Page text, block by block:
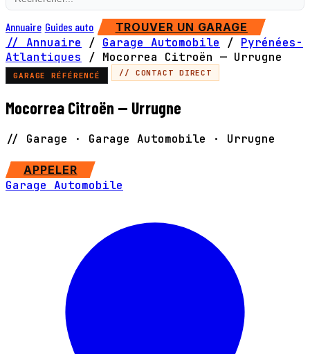
Annuaire Guides auto TROUVER UN GARAGE
// Annuaire / Garage Automobile / Pyrénées-
Atlantiques
/ Mocorrea Citroën — Urrugne
GARAGE RÉFÉRENCÉ // CONTACT DIRECT
Mocorrea Citroën — Urrugne
// Garage · Garage Automobile · Urrugne
APPELER
Garage Automobile